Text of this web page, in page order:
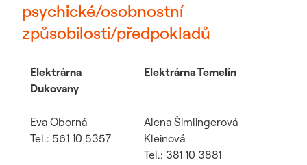
psychické/osobnostní
způsobilosti/předpokladů
Elektrárna
Dukovany
Elektrárna Temelín
Eva Oborná
Tel.: 561 10 5357
Alena Šimlingerová
Kleinová
Tel.: 381 10 3881